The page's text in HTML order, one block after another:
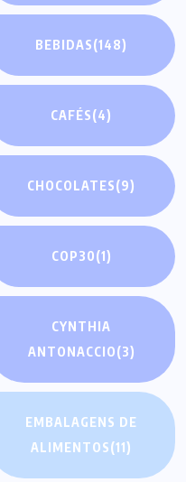
BEBIDAS(148)
CAFÉS(4)
CHOCOLATES(9)
COP30(1)
CYNTHIA
ANTONACCIO(3)
EMBALAGENS DE
ALIMENTOS(11)